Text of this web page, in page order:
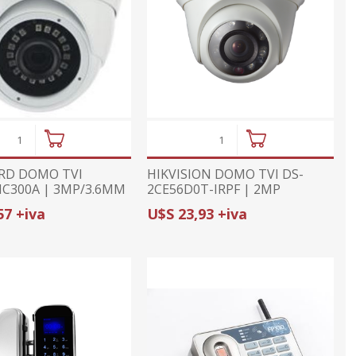
de
con GPS
DOMO TVI
| 3MP/3.6MM
+iva
HIKVISION DOMO TVI DS-
2CE56D0T-IRPF | 2MP
(1080p)/2.8mm | 4 EN 1 | IR
20m
U$S 23,93 +iva